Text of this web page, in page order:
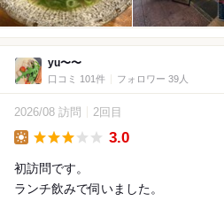
yu〜〜
口コミ 101件 フォロワー 39人
2026/08 訪問 2回目
3.0
初訪問です。
ランチ飲みで伺いました。